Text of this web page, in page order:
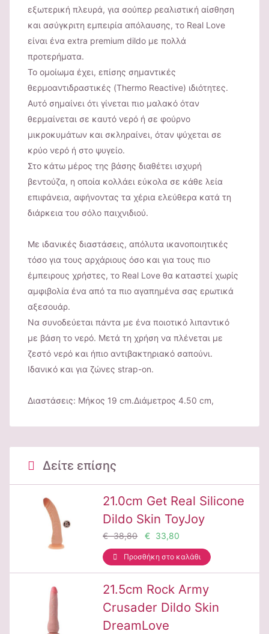
εξωτερική πλευρά, για σούπερ ρεαλιστική αίσθηση
και ασύγκριτη εμπειρία απόλαυσης, το Real Love
είναι ένα extra premium dildo με πολλά
προτερήματα.
Το ομοίωμα έχει, επίσης σημαντικές
θερμοαντιδραστικές (Thermo Reactive) ιδιότητες.
Αυτό σημαίνει ότι γίνεται πιο μαλακό όταν
θερμαίνεται σε καυτό νερό ή σε φούρνο
μικροκυμάτων και σκληραίνει, όταν ψύχεται σε
κρύο νερό ή στο ψυγείο.
Στο κάτω μέρος της βάσης διαθέτει ισχυρή
βεντούζα, η οποία κολλάει εύκολα σε κάθε λεία
επιφάνεια, αφήνοντας τα χέρια ελεύθερα κατά τη
διάρκεια του σόλο παιχνιδιού.
Με ιδανικές διαστάσεις, απόλυτα ικανοποιητικές
τόσο για τους αρχάριους όσο και για τους πιο
έμπειρους χρήστες, το Real Love θα καταστεί χωρίς
αμφιβολία ένα από τα πιο αγαπημένα σας ερωτικά
αξεσουάρ.
Να συνοδεύεται πάντα με ένα ποιοτικό λιπαντικό
με βάση το νερό. Μετά τη χρήση να πλένεται με
ζεστό νερό και ήπιο αντιβακτηριακό σαπούνι.
Ιδανικό και για ζώνες strap-on.
Διαστάσεις: Μήκος 19 cm.Διάμετρος 4.50 cm,
Δείτε επίσης
21.0cm Get Real Silicone
Dildo Skin ToyJoy
€ 38,80 € 33,80
Προσθήκη στο καλάθι
21.5cm Rock Army
Crusader Dildo Skin
DreamLove